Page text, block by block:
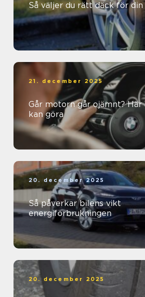
Så väljer du rätt däck för din
21. december 2025
Går motorn går ojämnt? Här
kan göra
20. december 2025
Så påverkar bilens vikt
energiförbrukningen
20. december 2025